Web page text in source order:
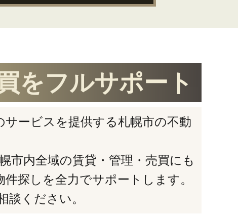
をフルサポート
サービスを提供する札幌市の不動
市内全域の賃貸・管理・売買にも
探しを全力でサポートします。
ください。